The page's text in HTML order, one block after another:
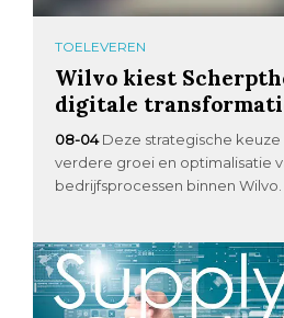
TOELEVEREN
Wilvo kiest
digitale
08-04 Deze strategische
verdere groei en optimalisatie
bedrijfsprocessen binnen Wilvo.